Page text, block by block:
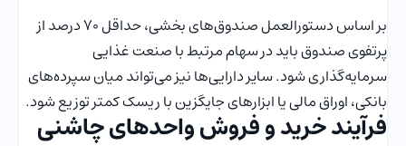
بر اساس دستورالعمل صندوق‌های بخشی، حداقل ۷۰ درصد از
پرتفوی صندوق باید در سهام مرتبط با صنعت غذایی
سرمایه‌گذاری شود. سایر دارایی‌ها نیز می‌تواند میان سپرده‌های
بانکی، اوراق مالی یا ابزارهای جایگزین با ریسک کمتر توزیع شود.
فرآیند خرید و فروش واحدهای چاشنی